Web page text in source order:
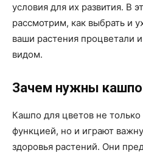
условия для их развития. В
рассмотрим, как выбрать и
ваши растения процветали
видом.
Зачем нужны
Кашпо для цветов не
функцией, но и играют
здоровья растений. Они